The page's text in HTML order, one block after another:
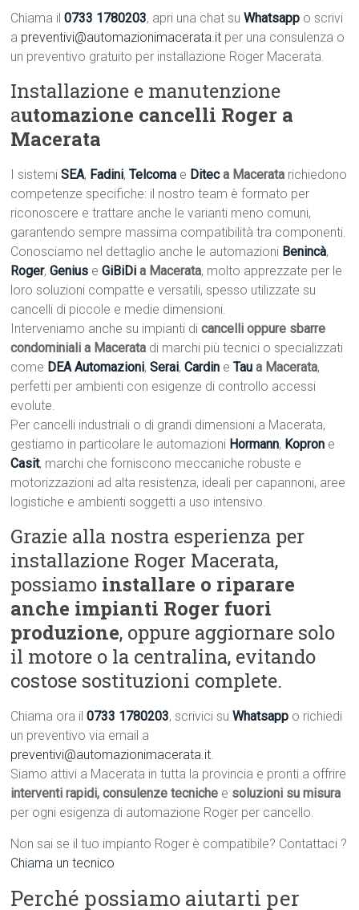
Chiama il0733 1780203, apri una chat suWhatsapp o scrivi
a preventivi@automazionimacerata.it per una consulenza o
un preventivo gratuito per installazione Roger Macerata.
Installazione e manutenzione
automazione cancelli Roger a
Macerata
I sistemiSEA, Fadini,Telcoma e Diteca Macerata richiedono
competenze specifiche: il nostro team è formato per
riconoscere e trattare anche le varianti meno comuni,
garantendo sempre massima compatibilità tra componenti.
Conosciamo nel dettaglio anche le automazioni Benincà,
Roger,Genius eGiBiDi a Macerata, molto apprezzate per le
loro soluzioni compatte e versatili, spesso utilizzate su
cancelli di piccole e medie dimensioni.
Interveniamo anche su impianti dicancelli oppure sbarre
condominiali a Macerata di marchi più tecnici o specializzati
come DEA Automazioni,Serai,Cardin eTau a Macerata,
perfetti per ambienti con esigenze di controllo accessi
evolute.
Per cancelli industriali o di grandi dimensioni a Macerata,
gestiamo in particolare le automazioni Hormann, Kopron e
Casit, marchi che forniscono meccaniche robuste e
motorizzazioni ad alta resistenza, ideali per capannoni, aree
logistiche e ambienti soggetti a uso intensivo.
Grazie alla nostra esperienza per
installazione Roger Macerata,
possiamo installare o riparare
anche impianti Roger fuori
produzione, oppure aggiornare solo
il motore o la centralina, evitando
costose sostituzioni complete.
Chiama ora il0733 1780203, scrivici suWhatsapp o richiedi
un preventivo via email a
preventivi@automazionimacerata.it.
Siamo attivi a Macerata in tutta la provincia e pronti a offrire
interventi rapidi, consulenze tecniche e soluzioni su misura
per ogni esigenza di automazione Roger per cancello.
Non sai se il tuo impianto Roger è compatibile? Contattaci ?
Chiama un tecnico
Perché possiamo aiutarti per